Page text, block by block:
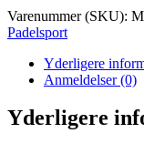
Varenummer (SKU):
Padelsport
Yderligere
Anmeldelser (0)
Yderligere